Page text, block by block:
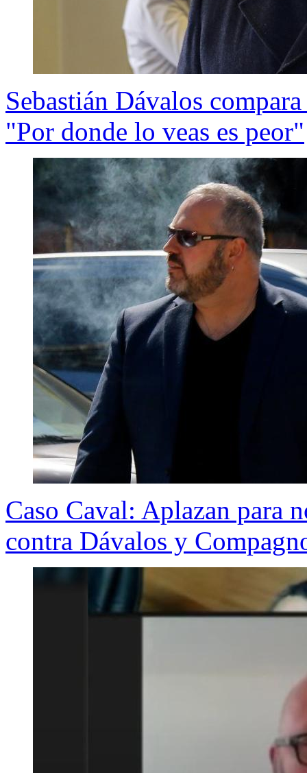
Sebastián Dávalos
"Por donde lo veas es peor"
Caso Caval: Aplazan para
contra Dávalos y